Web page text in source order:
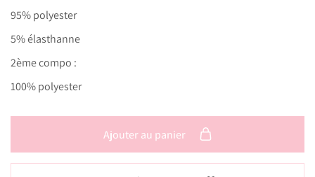
95% polyester
5% élasthanne
2ème compo :
100% polyester
Ajouter au panier